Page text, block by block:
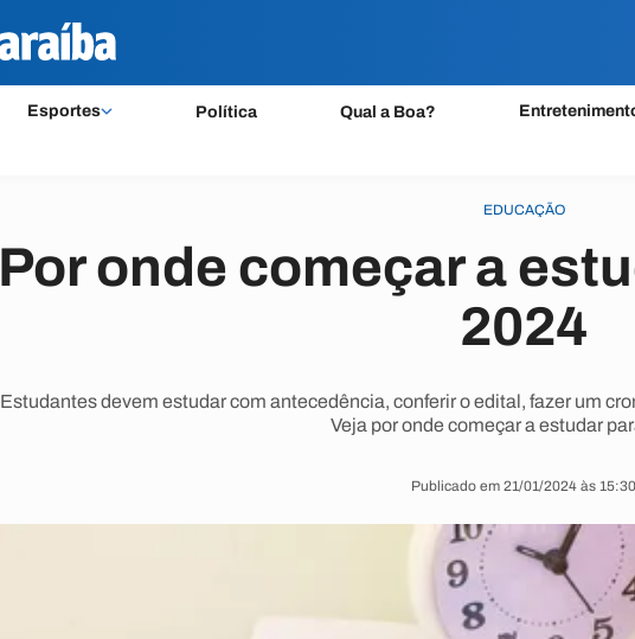
Esportes Política Qual a Boa?
EDUCAÇÃO
Por onde começar a
2024
Estudantes devem estudar com antecedência, conferir o edital, fazer um
Veja por onde começar a estudar
Publicado em 21/01/2024 às 15:30